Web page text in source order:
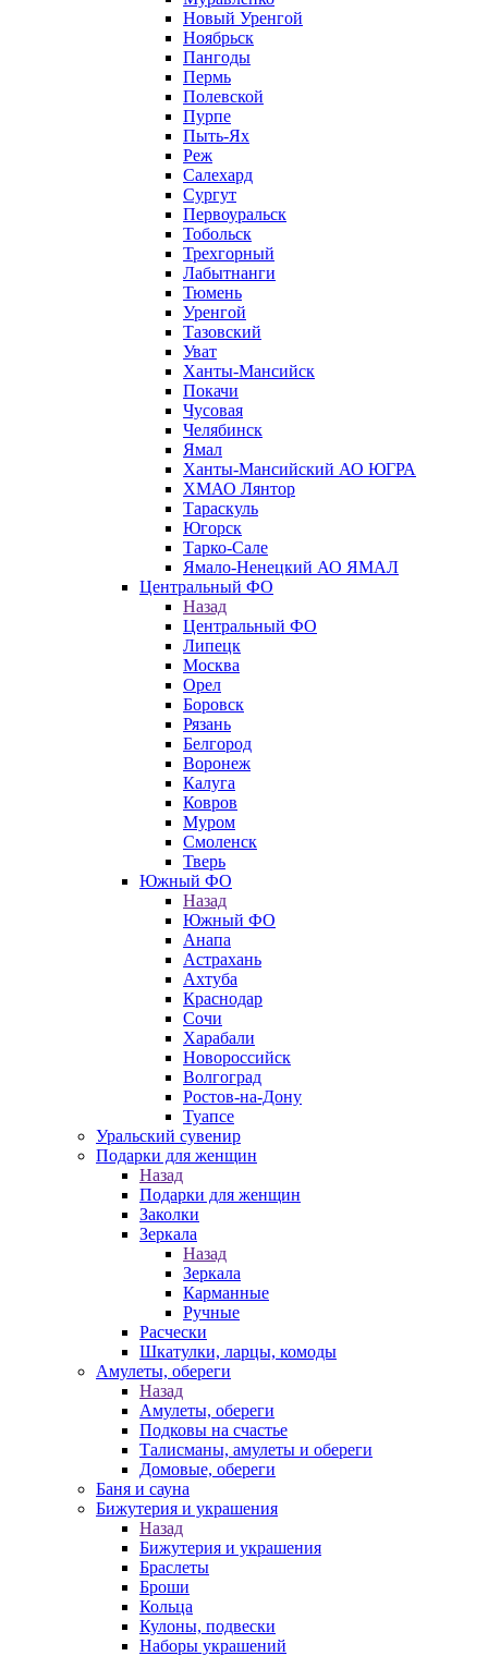
Новый Уренгой
Ноябрьск
Пангоды
Пермь
Полевской
Пурпе
Пыть-Ях
Реж
Салехард
Сургут
Первоуральск
Тобольск
Трехгорный
Лабытнанги
Тюмень
Уренгой
Тазовский
Уват
Ханты-Мансийск
Покачи
Чусовая
Челябинск
Ямал
Ханты-Мансийский АО ЮГРА
ХМАО Лянтор
Тараскуль
Югорск
Тарко-Сале
Ямало-Ненецкий АО ЯМАЛ
Центральный ФО
Назад
Центральный ФО
Липецк
Москва
Орел
Боровск
Рязань
Белгород
Воронеж
Калуга
Ковров
Муром
Смоленск
Тверь
Южный ФО
Назад
Южный ФО
Анапа
Астрахань
Ахтуба
Краснодар
Сочи
Харабали
Новороссийск
Волгоград
Ростов-на-Дону
Туапсе
Уральский сувенир
Подарки для женщин
Назад
Подарки для женщин
Заколки
Зеркала
Назад
Зеркала
Карманные
Ручные
Расчески
Шкатулки, ларцы, комоды
Амулеты, обереги
Назад
Амулеты, обереги
Подковы на счастье
Талисманы, амулеты и обереги
Домовые, обереги
Баня и сауна
Бижутерия и украшения
Назад
Бижутерия и украшения
Браслеты
Броши
Кольца
Кулоны, подвески
Наборы украшений